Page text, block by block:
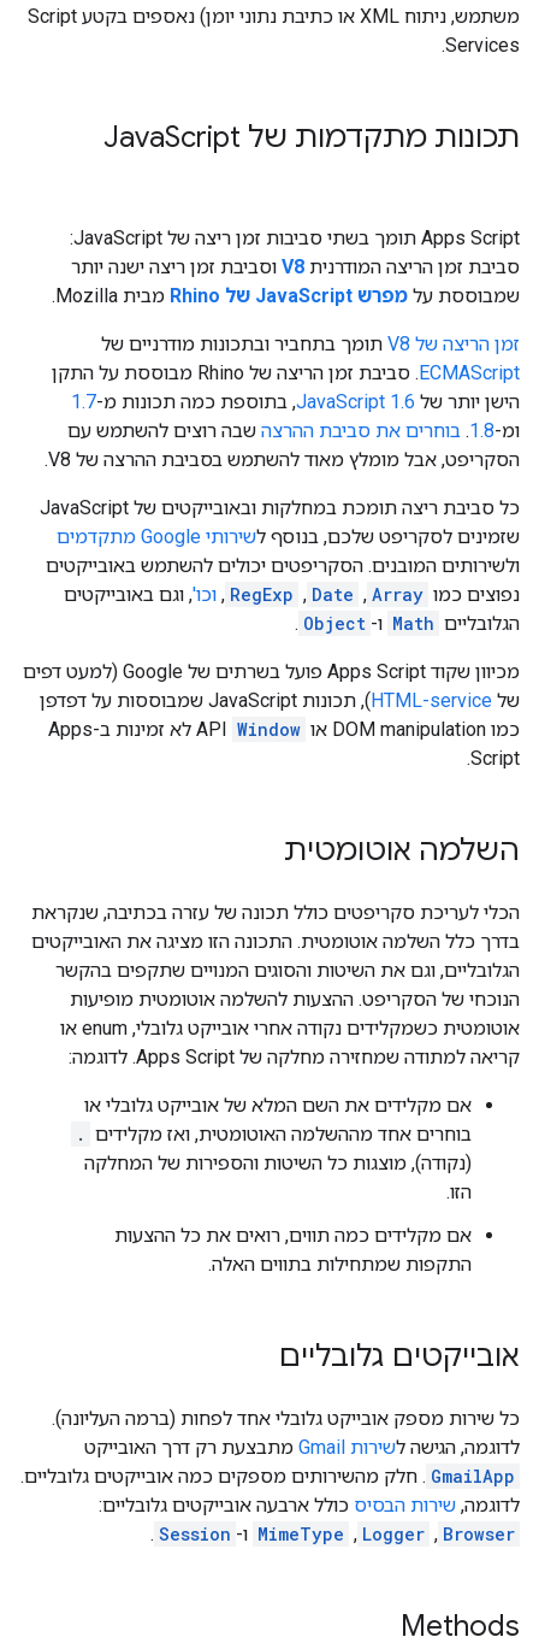
משתמש, ניתוח XML או כתיבת נתוני יומן) נאספים בקטע Script
Services.
תכונות מתקדמות של Java Script
‫Apps Script תומך בשתי סביבות זמן ריצה של JavaScript:
סביבת זמן הריצה המודרנית V8 וסביבת זמן ריצה ישנה יותר
שמבוססת על מפרש JavaScript של Rhino מבית Mozilla.
זמן הריצה של V8
תומך בתחביר ובתכונות מודרניים של
ECMAScript
. סביבת זמן הריצה של Rhino מבוססת על התקן
הישן יותר של JavaScript 1.6, בתוספת כמה תכונות מ-1.7
ומ-1.8
. בוחרים את סביבת ההרצה שבה רוצים להשתמש עם
הסקריפט, אבל מומלץ מאוד להשתמש בסביבת ההרצה של V8.
כל סביבת ריצה תומכת במחלקות ובאובייקטים של JavaScript
שזמינים לסקריפט שלכם, בנוסף לשירותי Google מתקדמים
ולשירותים המובנים. הסקריפטים יכולים להשתמש באובייקטים
נפוצים כמו Array
,‏
Date
,‏
RegExp
,‏ וכו', וגם באובייקטים
הגלובליים Math ו- Object
.
מכיוון שקוד Apps Script פועל בשרתים של Google (למעט דפים
של HTML-service
), תכונות JavaScript שמבוססות על דפדפן
כמו DOM manipulation או
Window
API לא זמינות ב-Apps
Script.
השלמה אוטומטית
הכלי לעריכת סקריפטים כולל תכונה של עזרה בכתיבה, שנקראת
בדרך כלל השלמה אוטומטית. התכונה הזו מציגה את האובייקטים
הגלובליים, וגם את השיטות והסוגים המנויים שתקפים בהקשר
הנוכחי של הסקריפט. ההצעות להשלמה אוטומטית מופיעות
אוטומטית כשמקלידים נקודה אחרי אובייקט גלובלי, enum או
קריאה למתודה שמחזירה מחלקה של Apps Script. לדוגמה:
אם מקלידים את השם המלא של אובייקט גלובלי או
בוחרים אחד מההשלמה האוטומטית, ואז מקלידים .
(נקודה), מוצגות כל השיטות והספירות של המחלקה
הזו.
אם מקלידים כמה תווים, רואים את כל ההצעות
התקפות שמתחילות בתווים האלה.
אובייקטים גלובליים
כל שירות מספק אובייקט גלובלי אחד לפחות (ברמה העליונה).
לדוגמה, הגישה לשירות Gmail
מתבצעת רק דרך האובייקט
GmailApp . חלק מהשירותים מספקים כמה אובייקטים גלובליים.
לדוגמה, שירות הבסיס כולל ארבעה אובייקטים גלובליים:
Browser
,‏
Logger
,‏
MimeType ו- Session
.
Methods